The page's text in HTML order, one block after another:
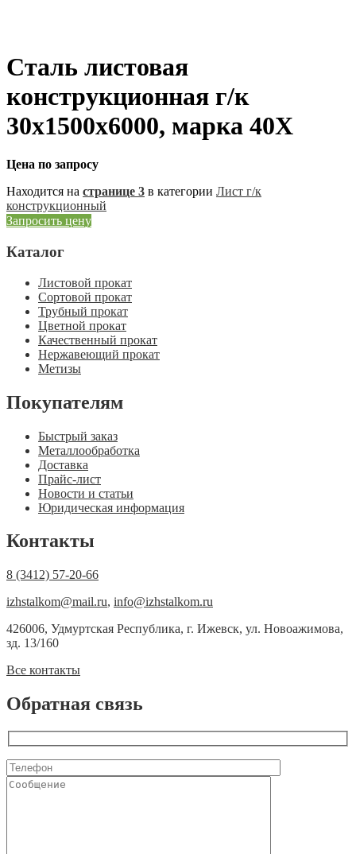
Сталь листовая
конструкционная г/к
30х1500х6000, марка 40Х
Цена по запросу
Находится на странице 3 в категории Лист г/к
конструкционный
Запросить цену
Каталог
Листовой прокат
Сортовой прокат
Трубный прокат
Цветной прокат
Качественный прокат
Нержавеющий прокат
Метизы
Покупателям
Быстрый заказ
Металлообработка
Доставка
Прайс-лист
Новости и статьи
Юридическая информация
Контакты
8 (3412) 57-20-66
izhstalkom@mail.ru, info@izhstalkom.ru
426006, Удмуртская Республика, г. Ижевск, ул. Новоажимова,
зд. 13/160
Все контакты
Обратная связь